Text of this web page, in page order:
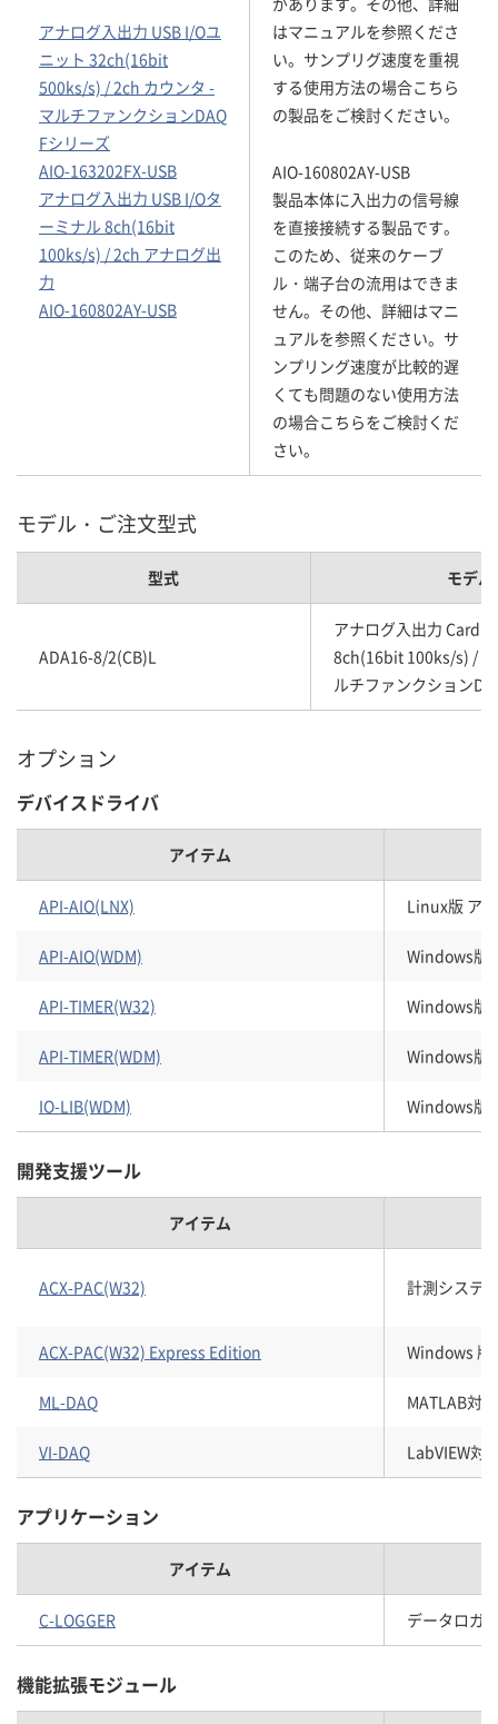
アナログ入出力 USB I/Oユ
ニット 32ch(16bit
500ks/s) / 2ch カウンタ -
マルチファンクションDAQ
Fシリーズ
AIO-163202FX-USB
アナログ入出力 USB I/Oタ
ーミナル 8ch(16bit
100ks/s) / 2ch アナログ出
力
AIO-160802AY-USB
はマニュアルを参照くださ
い。サンプリグ速度を重視
する使用方法の場合こちら
の製品をご検討ください。
AIO-160802AY-USB
製品本体に入出力の信号線
を直接接続する製品です。
このため、従来のケーブ
ル・端子台の流用はできま
せん。その他、詳細はマニ
ュアルを参照ください。サ
ンプリング速度が比較的遅
くても問題のない使用方法
の場合こちらをご検討くだ
さい。
モデル・ご注文型式
型式 モデル
ADA16-8/2(CB)L
アナログ入出力
8ch(16bit 100ks/s) /
ルチファンクション
オプション
デバイスドライバ
アイテム
API-AIO(LNX) Linux版 ア
API-AIO(WDM) Windows版
API-TIMER(W32) Windows版
API-TIMER(WDM) Windows版
IO-LIB(WDM) Windows版
開発支援ツール
アイテム
ACX-PAC(W32) 計測システ
ACX-PAC(W32) Express Edition Windows 版
ML-DAQ MATLAB対
VI-DAQ LabVIEW対
アプリケーション
アイテム
C-LOGGER データロガ
機能拡張モジュール